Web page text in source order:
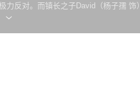
（杨子孺 饰）欲借教堂做不法勾当，极